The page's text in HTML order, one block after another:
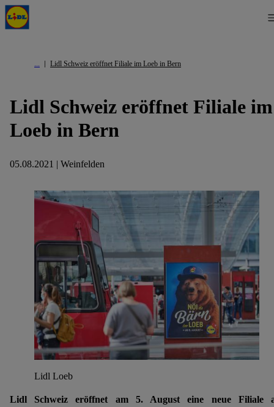
Lidl Schweiz eröffnet Filiale im Loeb in Bern
Lidl Schweiz eröffnet Filiale im
Loeb in Bern
05.08.2021 | Weinfelden
Lidl Loeb
Lidl Schweiz eröffnet am 5. August eine neue Filiale